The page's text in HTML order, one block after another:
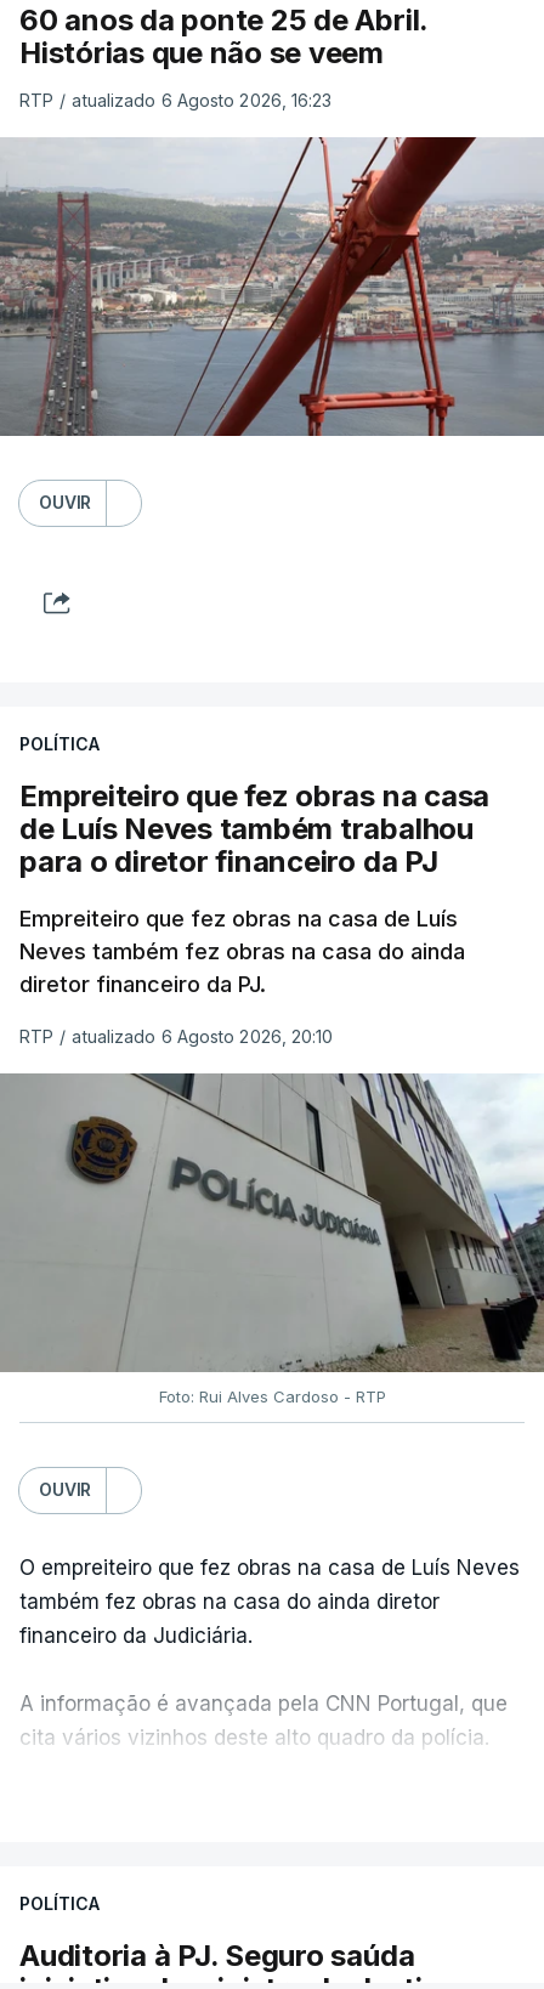
60 anos da ponte 25 de Abril.
Histórias que não se veem
RTP / atualizado 6 Agosto 2026, 16:23
OUVIR
POLÍTICA
Empreiteiro que fez obras na casa
de Luís Neves também trabalhou
para o diretor financeiro da PJ
Empreiteiro que fez obras na casa de Luís
Neves também fez obras na casa do ainda
diretor financeiro da PJ.
RTP / atualizado 6 Agosto 2026, 20:10
Foto: Rui Alves Cardoso - RTP
OUVIR
O empreiteiro que fez obras na casa de Luís Neves
também fez obras na casa do ainda diretor
financeiro da Judiciária.
A informação é avançada pela CNN Portugal, que
cita vários vizinhos deste alto quadro da polícia.
apreendido numa operação de droga.
POLÍTICA
Auditoria à PJ. Seguro saúda